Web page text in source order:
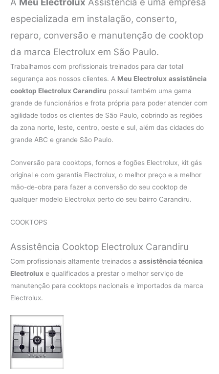
especializada em instalação, conserto,
reparo, conversão e manutenção de cooktop
da marca Electrolux em São Paulo.
Trabalhamos com profissionais treinados para dar total
segurança aos nossos clientes. A Meu Electrolux assistência
cooktop Electrolux Carandiru possui também uma gama
grande de funcionários e frota própria para poder atender com
agilidade todos os clientes de São Paulo, cobrindo as regiões
da zona norte, leste, centro, oeste e sul, além das cidades do
grande ABC e grande São Paulo.
Conversão para cooktops, fornos e fogões Electrolux, kit gás
original e com garantia Electrolux, o melhor preço e a melhor
mão-de-obra para fazer a conversão do seu cooktop de
qualquer modelo Electrolux perto do seu bairro Carandiru.
COOKTOPS
Assistência Cooktop Electrolux Carandiru
Com profissionais altamente treinados aassistência técnica
Electrolux e qualificados a prestar o melhor serviço de
manutenção para cooktops nacionais e importados da marca
Electrolux.